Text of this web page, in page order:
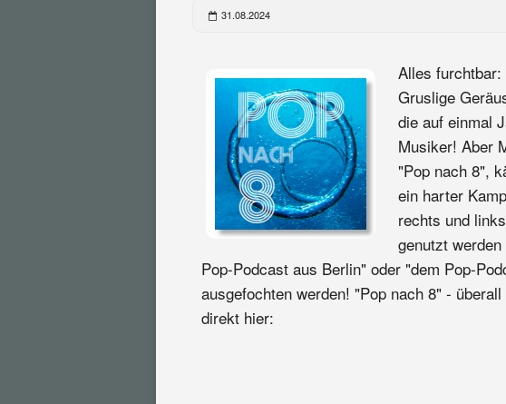
31.08.2024
Alles
Gruslige
die auf einmal
Musiker! Aber
"Pop nach 8",
ein harter
rechts und
genutzt
Pop-Podcast aus Berlin" oder "dem Pop-
ausgefochten werden! "Pop nach 8" -
direkt hier: